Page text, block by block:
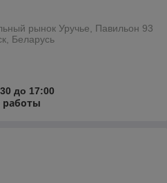
рынок Уручье, Павильон 93
Беларусь
до 17:00
работы